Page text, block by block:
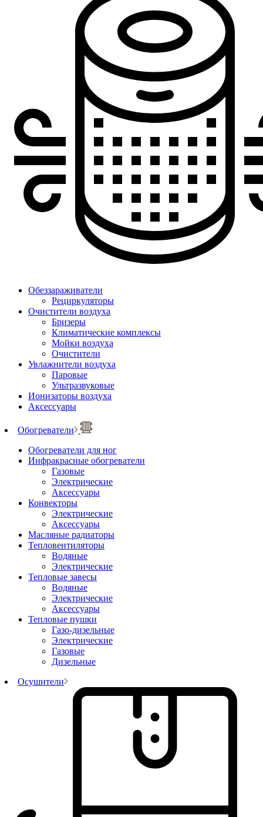
Обеззараживатели
Рециркуляторы
Очистители воздуха
Бризеры
Климатические комплексы
Мойки воздуха
Очистители
Увлажнители воздуха
Паровые
Ультразвуковые
Ионизаторы воздуха
Аксессуары
Обогреватели
Обогреватели для ног
Инфракрасные обогреватели
Газовые
Электрические
Аксессуары
Конвекторы
Электрические
Аксессуары
Масляные радиаторы
Тепловентиляторы
Водяные
Электрические
Тепловые завесы
Водяные
Электрические
Аксессуары
Тепловые пушки
Газо-дизельные
Электрические
Газовые
Дизельные
Осушители